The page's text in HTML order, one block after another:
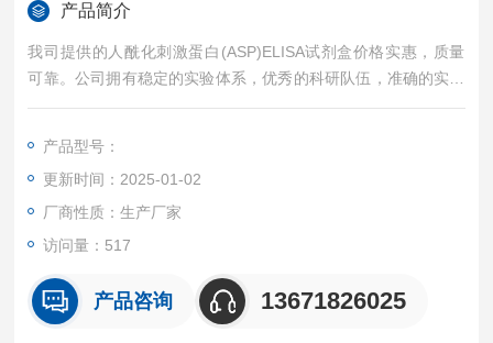
产品简介
我司提供的人酰化刺激蛋白(ASP)ELISA试剂盒价格实惠，质量
可靠。公司拥有稳定的实验体系，优秀的科研队伍，准确的实验
结果，是您值得信赖的合作伙伴，凡购买我司的试剂盒产品都可
产品型号：
更新时间：2025-01-02
厂商性质：生产厂家
访问量：517
产品咨询 13671826025